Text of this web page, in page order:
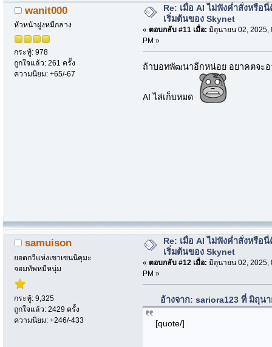
wanit000
หัวหน้าฝูงหมีกลาง
กระทู้: 978
ถูกใจแล้ว: 261 ครั้ง
ความนิยม: +65/-67
Re: เมื่อ AI ไม่ฟังค่ำสั่งหรือ
เริ่มต้นของ Skynet
« ตอบกลับ #11 เมื่อ: มิถุนายน 02, 2025,
PM »
ถ้าบอทพัฒนาอีกหน่อย อยาคตจะ
AI ไล่เก็บหมด
samuison
ยอดกวีแห่งเขาเซนนิคุมะ
จอมทัพหมีหนุ่ม
กระทู้: 9,325
ถูกใจแล้ว: 2429 ครั้ง
ความนิยม: +246/-433
Re: เมื่อ AI ไม่ฟังค่ำสั่งหรือ
เริ่มต้นของ Skynet
« ตอบกลับ #12 เมื่อ: มิถุนายน 02, 2025,
PM »
อ้างจาก: sariora123 ที่ มิถุน
[quote/]